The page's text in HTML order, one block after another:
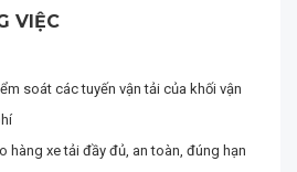
VIỆC
soát các tuyến vận tải của khối vận
hàng xe tải đầy đủ, an toàn, đúng hạn